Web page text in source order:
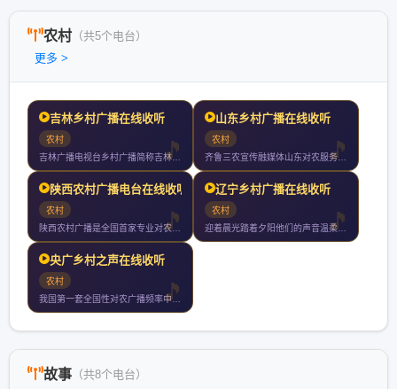
农村 （共5个电台）
更多 >
吉林乡村广播在线收听
农村
吉林广播电视台乡村广播简称吉林乡村广播是吉林广播电视台旗下的
山东乡村广播在线收听
农村
齐鲁三农宣传融媒体山东对农服务信平台山东唯一专心专注专业对农
陕西农村广播电台在线收听
农村
陕西农村广播是全国首家专业对农广播电台以关注百姓服务三农为办
辽宁乡村广播在线收听
农村
迎着晨光踏着夕阳他们的声音温柔但不张扬温暖调频幸福相伴听辽宁
央广乡村之声在线收听
农村
我国第一套全国性对农广播频率中央人民广播电台中国乡村之声于年
故事 （共8个电台）